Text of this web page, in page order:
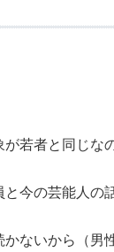
若者と同じな
今の芸能人の
ないから（男